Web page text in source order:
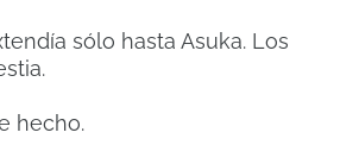
sólo hasta Asuka. Los
hecho.